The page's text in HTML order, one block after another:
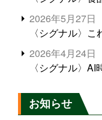
2026年5月27日
〈シグナル〉
2026年4月24日
〈シグナル〉AI
お知らせ